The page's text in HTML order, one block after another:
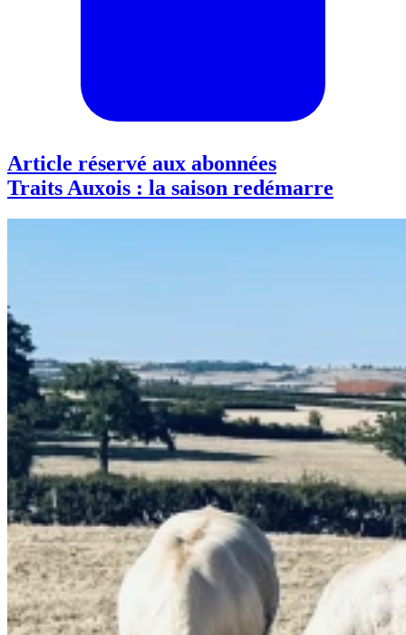
Article réservé aux abonnées
Traits Auxois : la saison redémarre